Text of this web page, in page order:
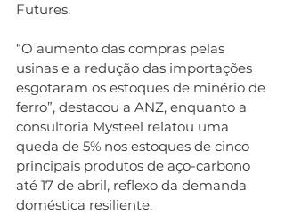
Futures.
“O aumento das compras pelas
usinas e a redução das importações
esgotaram os estoques de minério de
ferro”, destacou a ANZ, enquanto a
consultoria Mysteel relatou uma
queda de 5% nos estoques de cinco
principais produtos de aço-carbono
até 17 de abril, reflexo da demanda
doméstica resiliente.